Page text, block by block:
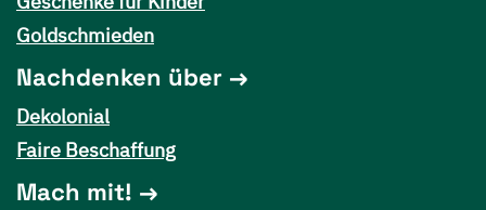
Goldschmieden
Nachdenken über
Dekolonial
Faire Beschaffung
Mach mit!